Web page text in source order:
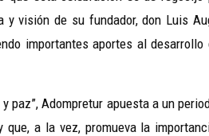
visión de su fundador, don Luis
importantes aportes al
paz”, Adompretur apuesta a un
a la vez, promueva la